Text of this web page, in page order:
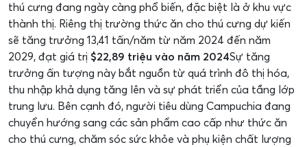
thú cưng đang ngày càng phổ biến, đặc biệt là ở khu vực
thành thị. Riêng thị trường thức ăn cho thú cưng dự kiến
sẽ tăng trưởng 13,41 tấn/năm từ năm 2024 đến năm
2029, đạt giá trị $22,89 triệu vào năm 2024Sự tăng
trưởng ấn tượng này bắt nguồn từ quá trình đô thị hóa,
thu nhập khả dụng tăng lên và sự phát triển của tầng lớp
trung lưu. Bên cạnh đó, người tiêu dùng Campuchia đang
chuyển hướng sang các sản phẩm cao cấp như thức ăn
cho thú cưng, chăm sóc sức khỏe và phụ kiện chất lượng